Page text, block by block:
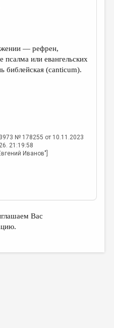
— рефрен,
или евангельских
библейская (canticum).
№ 178255 от 10.11.2023
21:19:58
Иванов"]
Вас